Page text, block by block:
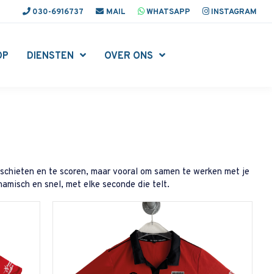
030-6916737 MAIL WHATSAPP INSTAGRAM
DIENSTEN OVER ONS
en te scoren, maar vooral om samen te werken met je
en snel, met elke seconde die telt.